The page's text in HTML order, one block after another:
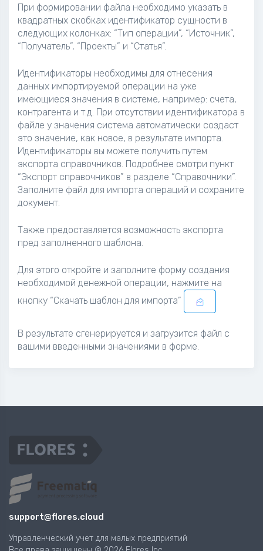
При формировании файла необходимо указать в
квадратных скобках идентификатор сущности в
следующих колонках: “Тип операции”, “Источник”,
“Получатель”, “Проекты” и “Статья”.
Идентификаторы необходимы для отнесения
данных импортируемой операции на уже
имеющиеся значения в системе, например: счета,
контрагента и т.д. При отсутствии идентификатора в
файле у значения система автоматически создаст
это значение, как новое, в результате импорта.
Идентификаторы вы можете получить путем
экспорта справочников. Подробнее смотри пункт
“Экспорт справочников” в разделе “Справочники”.
Заполните файл для импорта операций и сохраните
документ.
Также предоставляется возможность экспорта
пред заполненного шаблона.
Для этого откройте и заполните форму создания
необходимой денежной операции, нажмите на
кнопку “Скачать шаблон для импорта”
В результате сгенерируется и загрузится файл с
вашими введенными значениями в форме.
support@flores.cloud
Управленческий учет для малых предприятий